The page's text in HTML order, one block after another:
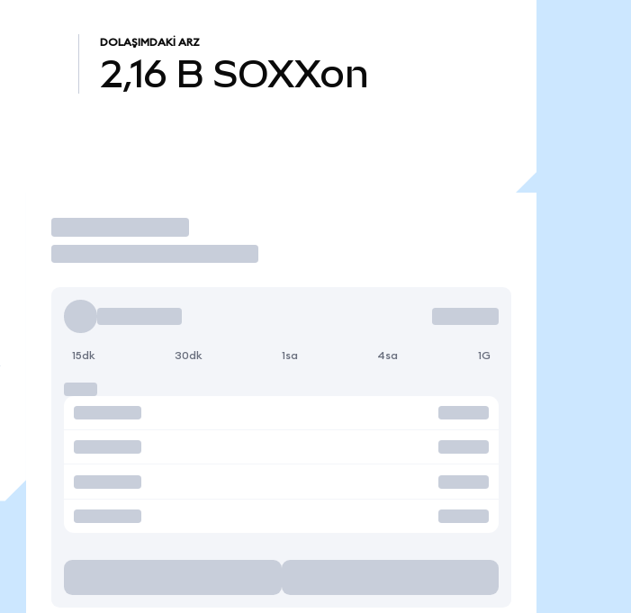
DOLAŞIMDAKI ARZ
2,16 B SOXXon
İşlem Yap
15dk 30dk 1sa 4sa 1G